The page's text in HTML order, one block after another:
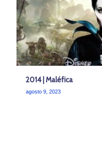
2014 | Maléfica
agosto 9, 2023